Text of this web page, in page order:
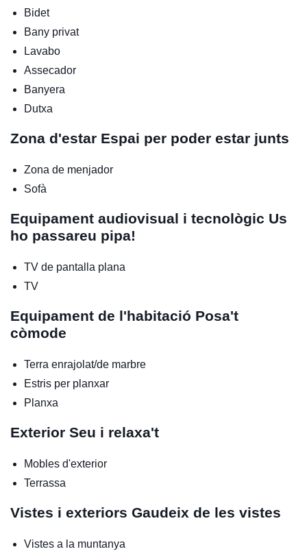
Bidet
Bany privat
Lavabo
Assecador
Banyera
Dutxa
Zona d'estar Espai per poder estar junts
Zona de menjador
Sofà
Equipament audiovisual i tecnològic Us
ho passareu pipa!
TV de pantalla plana
TV
Equipament de l'habitació Posa't
còmode
Terra enrajolat/de marbre
Estris per planxar
Planxa
Exterior Seu i relaxa't
Mobles d'exterior
Terrassa
Vistes i exteriors Gaudeix de les vistes
Vistes a la muntanya